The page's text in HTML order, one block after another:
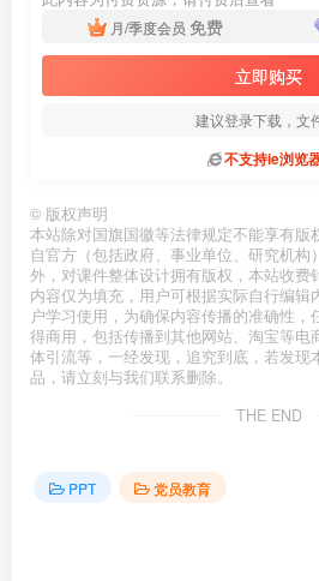
月/季度会员 免费
立即购买
建议登录下载，文
不支持ie浏览
© 版权声明
本站除对国旗国徽等法律规定不能享有版
自官方（包括政府、事业单位、研究机构
外，对课件整体设计拥有版权，本站收费
内容仅为填充，用户可根据实际自行编辑
户学习使用，为确保内容传播的准确性，
得商用，包括传播到其他网站、淘宝等电
体引流等，一经发现，追究到底，若发现
品，请立刻与我们联系删除。
THE END
PPT 党员教育